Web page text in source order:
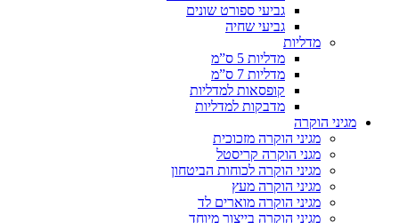
גביעי ספורט שונים
גביעי שחיה
מדליות
מדליות 5 ס”מ
מדליות 7 ס”מ
קופסאות למדליות
מדבקות למדליות
מגיני הוקרה
מגיני הוקרה מזכוכית
מגני הוקרה קריסטל
מגיני הוקרה לכוחות הביטחון
מגיני הוקרה מעץ
מגיני הוקרה מוארים לד
מגיני הוקרה בייצור מיוחד